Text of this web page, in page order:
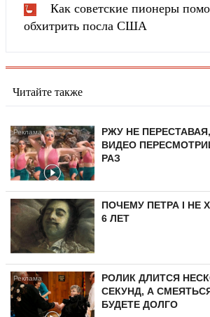
Как советские пионеры
обхитрить посла США
Читайте также
РЖУ НЕ
ВИДЕО
РАЗ
ПОЧЕМУ ПЕТРА I НЕ
6 ЛЕТ
РОЛИК ДЛИТСЯ
СЕКУНД, А
БУДЕТЕ ДОЛГО